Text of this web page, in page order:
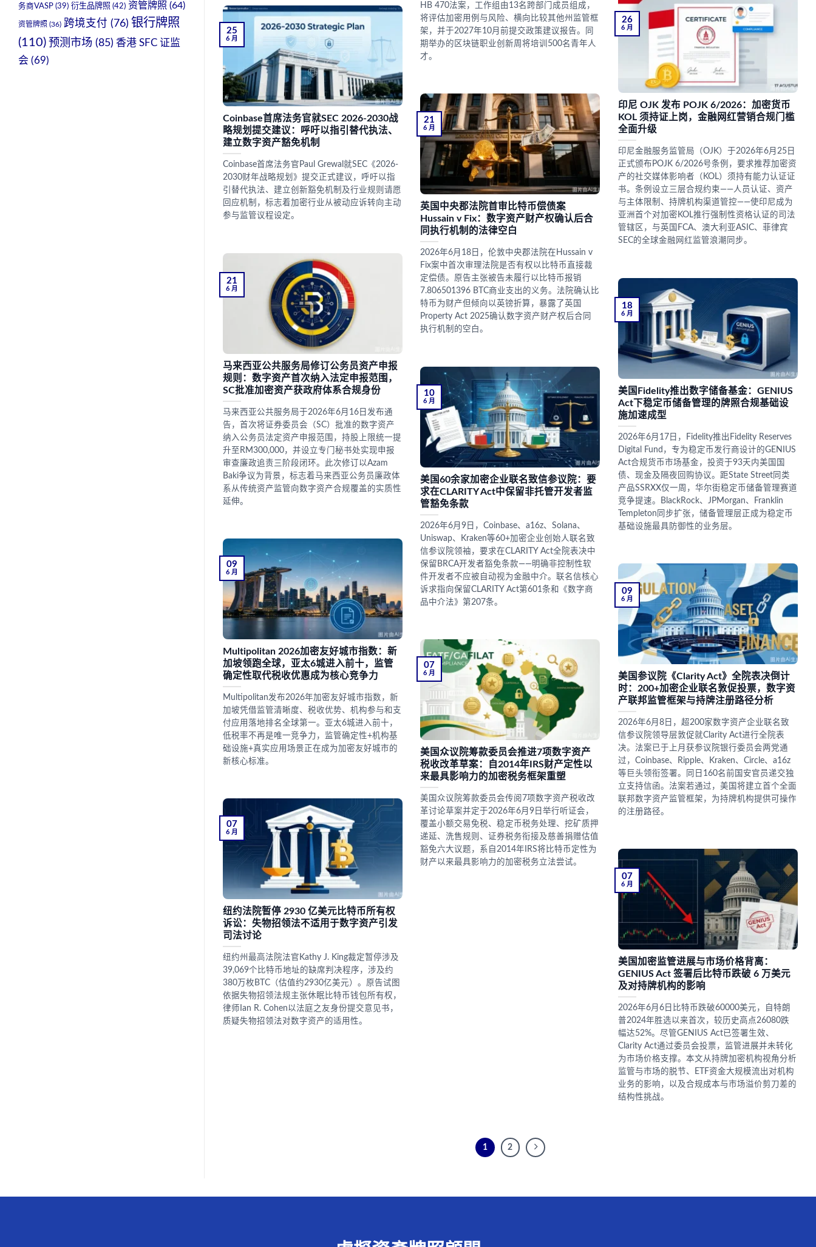
务商VASP (39) 衍生品牌照 (42) 资管牌照 (64)
资管牌照 (36) 跨境支付 (76) 银行牌照
(110) 预测市场 (85) 香港 SFC 证监
会 (69)
HB 470法案，工作组由13名跨部门成员组成，
将评估加密用例与风险、横向比较其他州监管框
架，并于2027年10月前提交政策建议报告。同
期举办的区块链职业创新周将培训500名青年人
才。
印尼 OJK 发布 POJK 6/2026：加密货币
KOL 须持证上岗，金融网红营销合规门槛
全面升级
印尼金融服务监管局（OJK）于2026年6月25日
正式颁布POJK 6/2026号条例，要求推荐加密资
产的社交媒体影响者（KOL）须持有能力认证证
书。条例设立三层合规约束——人员认证、资产
与主体限制、持牌机构渠道管控——使印尼成为
亚洲首个对加密KOL推行强制性资格认证的司法
管辖区，与英国FCA、澳大利亚ASIC、菲律宾
SEC的全球金融网红监管浪潮同步。
26
6 月
Coinbase首席法务官就SEC 2026-2030战
略规划提交建议：呼吁以指引替代执法、
建立数字资产豁免机制
Coinbase首席法务官Paul Grewal就SEC《2026-
2030财年战略规划》提交正式建议，呼吁以指
引替代执法、建立创新豁免机制及行业规则请愿
回应机制，标志着加密行业从被动应诉转向主动
参与监管议程设定。
25
6 月
英国中央郡法院首审比特币偿债案
Hussain v Fix：数字资产财产权确认后合
同执行机制的法律空白
2026年6月18日，伦敦中央郡法院在Hussain v
Fix案中首次审理法院是否有权以比特币直接裁
定偿债。原告主张被告未履行以比特币报销
7.806501396 BTC商业支出的义务。法院确认比
特币为财产但倾向以英镑折算，暴露了英国
Property Act 2025确认数字资产财产权后合同
执行机制的空白。
21
6 月
马来西亚公共服务局修订公务员资产申报
规则：数字资产首次纳入法定申报范围，
SC批准加密资产获政府体系合规身份
马来西亚公共服务局于2026年6月16日发布通
告，首次将证券委员会（SC）批准的数字资产
纳入公务员法定资产申报范围，持股上限统一提
升至RM300,000，并设立专门秘书处实现申报
审查廉政追责三阶段闭环。此次修订以Azam
Baki争议为背景，标志着马来西亚公务员廉政体
系从传统资产监管向数字资产合规覆盖的实质性
延伸。
21
6 月
美国Fidelity推出数字储备基金：GENIUS
Act下稳定币储备管理的牌照合规基础设
施加速成型
2026年6月17日，Fidelity推出Fidelity Reserves
Digital Fund，专为稳定币发行商设计的GENIUS
Act合规货币市场基金，投资于93天内美国国
债、现金及隔夜回购协议。距State Street同类
产品SSRXX仅一周，华尔街稳定币储备管理赛道
竞争提速。BlackRock、JPMorgan、Franklin
Templeton同步扩张，储备管理层正成为稳定币
基础设施最具防御性的业务层。
18
6 月
美国60余家加密企业联名致信参议院：要
求在CLARITY Act中保留非托管开发者监
管豁免条款
2026年6月9日，Coinbase、a16z、Solana、
Uniswap、Kraken等60+加密企业创始人联名致
信参议院领袖，要求在CLARITY Act全院表决中
保留BRCA开发者豁免条款——明确非控制性软
件开发者不应被自动视为金融中介。联名信核心
诉求指向保留CLARITY Act第601条和《数字商
品中介法》第207条。
10
6 月
Multipolitan 2026加密友好城市指数：新
加坡领跑全球，亚太6城进入前十，监管
确定性取代税收优惠成为核心竞争力
Multipolitan发布2026年加密友好城市指数，新
加坡凭借监管清晰度、税收优势、机构参与和支
付应用落地排名全球第一。亚太6城进入前十，
低税率不再是唯一竞争力，监管确定性+机构基
础设施+真实应用场景正在成为加密友好城市的
新核心标准。
09
6 月
美国参议院《Clarity Act》全院表决倒计
时：200+加密企业联名敦促投票，数字资
产联邦监管框架与持牌注册路径分析
2026年6月8日，超200家数字资产企业联名致
信参议院领导层敦促就Clarity Act进行全院表
决。法案已于上月获参议院银行委员会两党通
过，Coinbase、Ripple、Kraken、Circle、a16z
等巨头领衔签署。同日160名前国安官员递交独
立支持信函。法案若通过，美国将建立首个全面
联邦数字资产监管框架，为持牌机构提供可操作
的注册路径。
09
6 月
美国众议院筹款委员会推进7项数字资产
税收改革草案：自2014年IRS财产定性以
来最具影响力的加密税务框架重塑
美国众议院筹款委员会传阅7项数字资产税收改
革讨论草案并定于2026年6月9日举行听证会，
覆盖小额交易免税、稳定币税务处理、挖矿质押
递延、洗售规则、证券税务衔接及慈善捐赠估值
豁免六大议题，系自2014年IRS将比特币定性为
财产以来最具影响力的加密税务立法尝试。
07
6 月
纽约法院暂停 2930 亿美元比特币所有权
诉讼：失物招领法不适用于数字资产引发
司法讨论
纽约州最高法院法官Kathy J. King裁定暂停涉及
39,069个比特币地址的缺席判决程序，涉及约
380万枚BTC（估值约2930亿美元）。原告试图
依据失物招领法规主张休眠比特币钱包所有权，
律师Ian R. Cohen以法庭之友身份提交意见书，
质疑失物招领法对数字资产的适用性。
07
6 月
美国加密监管进展与市场价格背离：
GENIUS Act 签署后比特币跌破 6 万美元
及对持牌机构的影响
2026年6月6日比特币跌破60000美元，自特朗
普2024年胜选以来首次，较历史高点26080跌
幅达52%。尽管GENIUS Act已签署生效、
Clarity Act通过委员会投票，监管进展并未转化
为市场价格支撑。本文从持牌加密机构视角分析
监管与市场的脱节、ETF资金大规模流出对机构
业务的影响，以及合规成本与市场溢价剪刀差的
结构性挑战。
07
6 月
1 2